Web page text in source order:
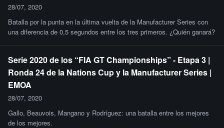
28/07, 2020
Batalla por la punta en la última vuelta de la Manufacturer Series con
una diferencia de 0,5 segundos entre los tres primeros. ¿Quién ganará?
Serie 2020 de los “FIA GT Championships” - Etapa 3 |
Ronda 24 de la Nations Cup y la Manufacturer Series |
EMOA
28/07, 2020
Gallo, Beauvois, Mangano y Rodríguez: una batalla entre los mejores
de los mejores.